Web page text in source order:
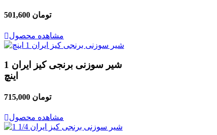
501,600 تومان
مشاهده محصول
شیر سوزنی برنجی کیز ایران 1
اینچ
715,000 تومان
مشاهده محصول